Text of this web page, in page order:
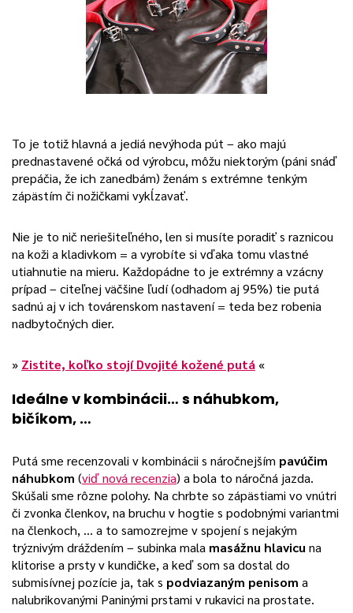
To je totiž hlavná a jediá nevýhoda pút – ako majú
prednastavené očká od výrobcu, môžu niektorým (páni snáď
prepáčia, že ich zanedbám) ženám s extrémne tenkým
zápästím či nožičkami vykĺzavať.
Nie je to nič neriešiteľného, len si musíte poradiť s raznicou
na koži a kladivkom = a vyrobíte si vďaka tomu vlastné
utiahnutie na mieru. Každopádne to je extrémny a vzácny
prípad – citeľnej väčšine ľudí (odhadom aj 95%) tie putá
sadnú aj v ich továrenskom nastavení = teda bez robenia
nadbytočných dier.
» Zistite, koľko stojí Dvojité kožené putá «
Ideálne v kombinácii… s náhubkom,
bičíkom, …
Putá sme recenzovali v kombinácii s náročnejším pavúčim
náhubkom (viď nová recenzia) a bola to náročná jazda.
Skúšali sme rôzne polohy. Na chrbte so zápästiami vo vnútri
či zvonka členkov, na bruchu v hogtie s podobnými variantmi
na členkoch, … a to samozrejme v spojení s nejakým
trýznivým dráždením – subinka mala masážnu hlavicu na
klitorise a prsty v kundičke, a keď som sa dostal do
submisívnej pozície ja, tak s podviazaným penisom a
nalubrikovanými Paninými prstami v rukavici na prostate.